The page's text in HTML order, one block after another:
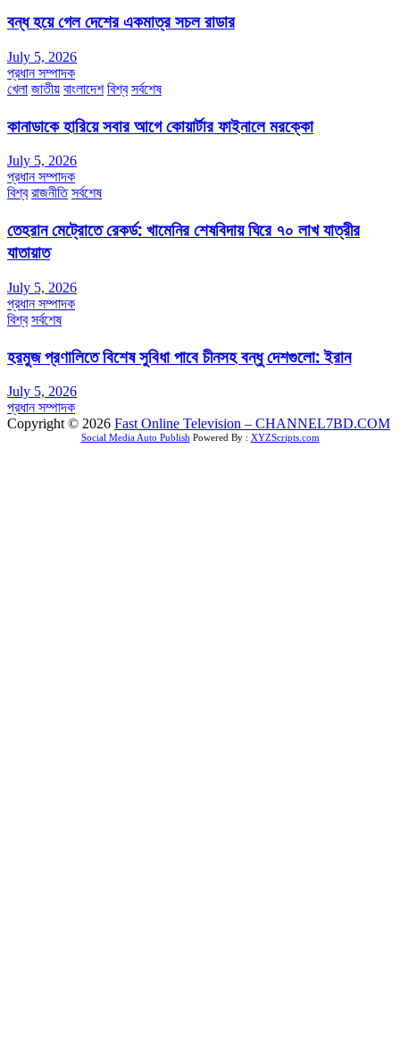
বন্ধ হয়ে গেল দেশের একমাত্র সচল রাডার
July 5, 2026
প্রধান সম্পাদক
খেলা জাতীয় বাংলাদেশ বিশ্ব সর্বশেষ
কানাডাকে হারিয়ে সবার আগে কোয়ার্টার ফাইনালে মরক্কো
July 5, 2026
প্রধান সম্পাদক
বিশ্ব রাজনীতি সর্বশেষ
তেহরান মেট্রোতে রেকর্ড: খামেনির শেষবিদায় ঘিরে ৭০ লাখ যাত্রীর
যাতায়াত
July 5, 2026
প্রধান সম্পাদক
বিশ্ব সর্বশেষ
হরমুজ প্রণালিতে বিশেষ সুবিধা পাবে চীনসহ বন্ধু দেশগুলো: ইরান
July 5, 2026
প্রধান সম্পাদক
Copyright © 2026 Fast Online Television – CHANNEL7BD.COM
Social Media Auto Publish Powered By : XYZScripts.com